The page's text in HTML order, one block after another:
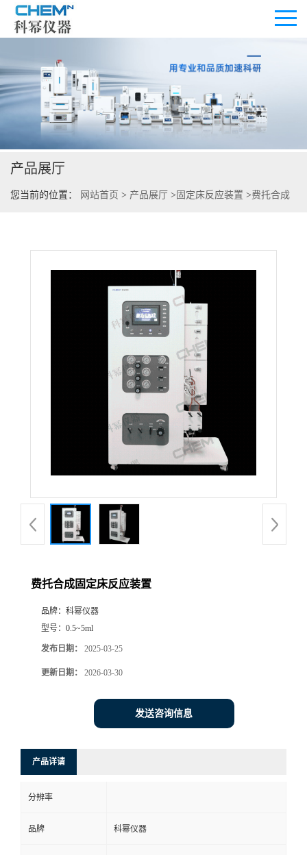
公司首页
公司介绍
公司动态
产品展厅
您当前的位置： 网站首页 > 产品展厅 > 固定床反应装置 >费托合成
费托合成固定床反应装置
品牌： 科幂仪器
型号： 0.5~5ml
发布日期： 2025-03-25
更新日期： 2026-03-30
发送咨询信息
产品详请
分辨率
品牌 科幂仪器